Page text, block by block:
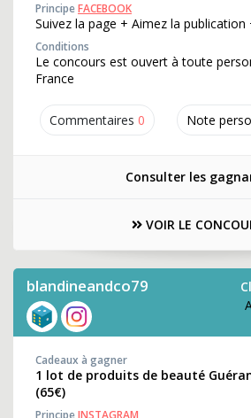
Commentaires 0 Note perso
PrincipeFACEBOOK
Suivez la page + Aimez la
Conditions
Le concours est ouvert à toute
France
Consulter les
VOIR LE
blandineandco79
Cadeaux à gagner
1 lot de produits de beauté
(65€)
PrincipeINSTAGRAM